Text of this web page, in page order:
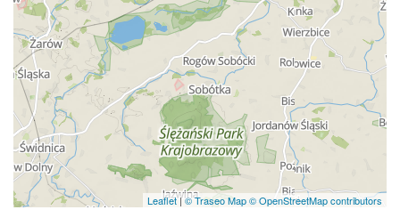
Leaflet |© Traseo Map© OpenStreetMap contributors